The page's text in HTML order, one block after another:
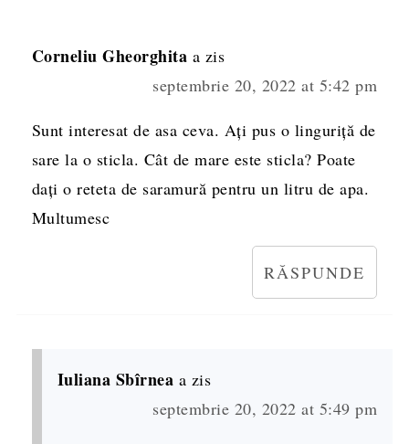
Corneliu Gheorghita a zis
septembrie 20, 2022 at 5:42 pm
Sunt interesat de asa ceva. Ați pus o linguriță de
sare la o sticla. Cât de mare este sticla? Poate
dați o reteta de saramură pentru un litru de apa.
Multumesc
RĂSPUNDE
Iuliana Sbîrnea a zis
septembrie 20, 2022 at 5:49 pm